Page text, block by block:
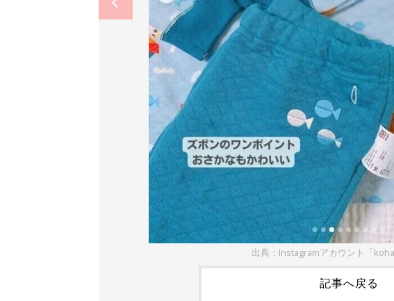
出典：Instagramアカウント「
記事へ戻る